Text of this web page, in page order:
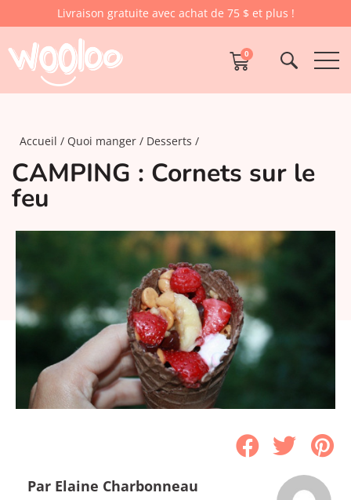
Livraison gratuite avec achat de 75 $ et plus !
0
Accueil Quoi manger Desserts
CAMPING : Cornets sur le
feu
Par Elaine Charbonneau